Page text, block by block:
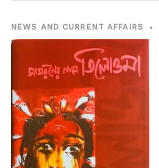
NEWS AND CURRENT AFFAIRS •